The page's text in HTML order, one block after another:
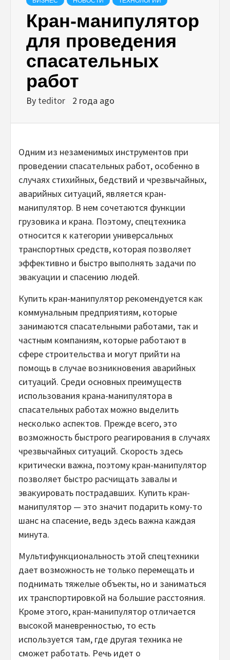
Кран-манипулятор
для проведения
спасательных
работ
By teditor 2 года ago
Одним из незаменимых инструментов при
проведении спасательных работ, особенно в
случаях стихийных, бедствий и чрезвычайных,
аварийных ситуаций, является кран-
манипулятор. В нем сочетаются функции
грузовика и крана. Поэтому, спецтехника
относится к категории универсальных
транспортных средств, которая позволяет
эффективно и быстро выполнять задачи по
эвакуации и спасению людей.
Купить кран-манипулятор рекомендуется как
коммунальным предприятиям, которые
занимаются спасательными работами, так и
частным компаниям, которые работают в
сфере строительства и могут прийти на
помощь в случае возникновения аварийных
ситуаций. Среди основных преимуществ
использования крана-манипулятора в
спасательных работах можно выделить
несколько аспектов. Прежде всего, это
возможность быстрого реагирования в случаях
чрезвычайных ситуаций. Скорость здесь
критически важна, поэтому кран-манипулятор
позволяет быстро расчищать завалы и
эвакуировать пострадавших. Купить кран-
манипулятор — это значит подарить кому-то
шанс на спасение, ведь здесь важна каждая
минута.
Мультифункциональность этой спецтехники
дает возможность не только перемещать и
поднимать тяжелые объекты, но и заниматься
их транспортировкой на большие расстояния.
Кроме этого, кран-манипулятор отличается
высокой маневренностью, то есть
используется там, где другая техника не
сможет работать. Речь идет о